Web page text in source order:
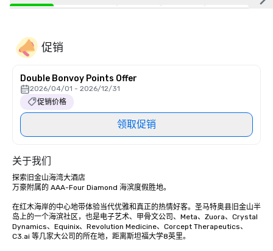
促销
Double Bonvoy Points Offer
2026/04/01 - 2026/12/31
促销价格
领取促销
关于我们
探索旧金山海湾大酒店
万豪附属的 AAA-Four Diamond 海滨度假胜地。
在红木海岸的中心地带体验当代优雅和真正的热情好客。圣马特奥县旧金山半
岛上的一个海滨社区，也是电子艺术、甲骨文公司、Meta、Zuora、Crystal
Dynamics、Equinix、Revolution Medicine、Corcept Therapeutics、
C3.ai 等几家大公司的所在地，距离斯坦福大学8英里。